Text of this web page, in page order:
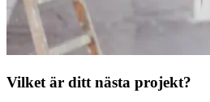
Vilket är ditt nästa projekt?